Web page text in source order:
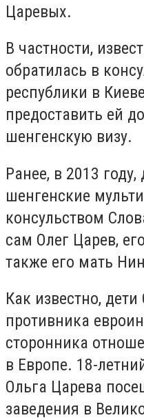
Царевых.
В частности,
обратилась в
республики в
предоставить ей
шенгенскую визу.
Ранее, в 2013 году,
шенгенские
консульством
сам Олег Царев,
также его мать
Как известно,
противника
сторонника
в Европе. 18-
Ольга Царева
заведения в